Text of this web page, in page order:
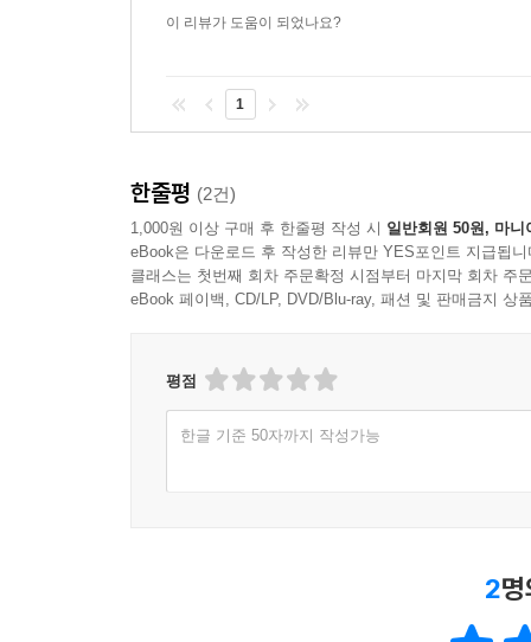
이 리뷰가 도움이 되었나요?
1
한줄평 (2건)
1,000원 이상 구매 후 한줄평 작성 시 일반회원 50원, 마니
eBook은 다운로드 후 작성한 리뷰만 YES포인트 지급됩니
클래스는 첫번째 회차 주문확정 시점부터 마지막 회차 주
eBook 페이백, CD/LP, DVD/Blu-ray, 패션 및 판매금지 상
평점
한글 기준 50자까지 작성가능
2